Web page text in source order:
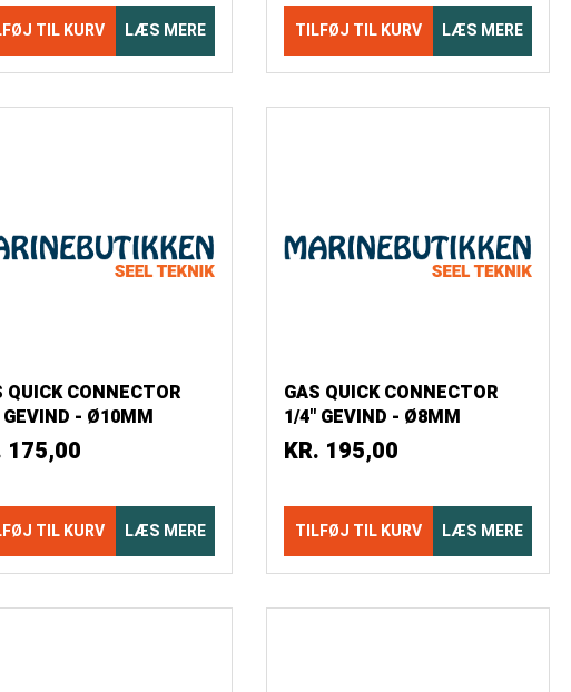
TIL KURV LÆS MERE TILFØJ TIL KURV LÆS MERE
QUICK CONNECTOR
- Ø10MM
BLISTER
175,00
TIL KURV LÆS MERE
GAS QUICK CONNECTOR
1/4" GEVIND - Ø8MM
SLANGESTUDS BLISTER
KR. 195,00
TILFØJ TIL KURV LÆS MERE